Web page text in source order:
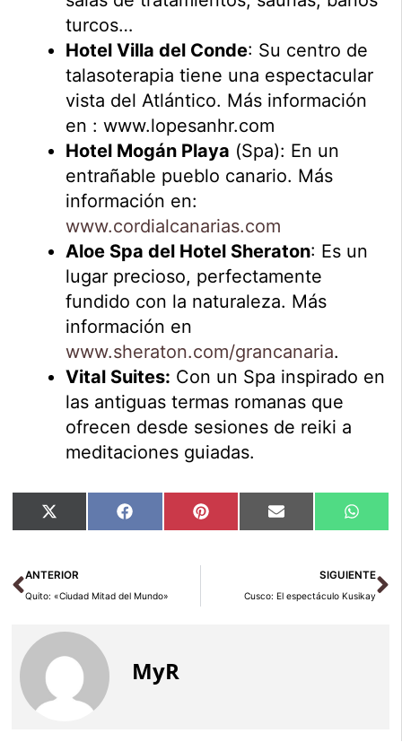
turcos…
Hotel Villa del Conde: Su centro de
talasoterapia tiene una espectacular
vista del Atlántico. Más información
en : www.lopesanhr.com
Hotel Mogán Playa (Spa): En un
entrañable pueblo canario. Más
información en:
www.cordialcanarias.com
Aloe Spa del Hotel Sheraton: Es un
lugar precioso, perfectamente
fundido con la naturaleza. Más
información en
www.sheraton.com/grancanaria.
Vital Suites: Con un Spa inspirado en
las antiguas termas romanas que
ofrecen desde sesiones de reiki a
meditaciones guiadas.
Compartir
en
X
(Twitter)
Compartir
en
Facebook Compartir
en
Pinterest Compartir
en
Email
en
Ant
ANTERIOR
Quito: «Ciudad Mitad del Mundo»
SIGUIENTE
Cusco: El espectáculo Kusikay
MyR